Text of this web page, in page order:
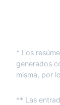
* Los
generados
misma, por
** Las